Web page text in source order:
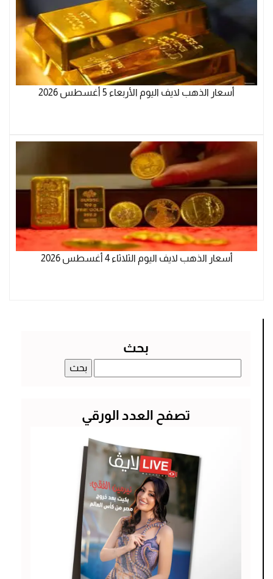
أسعار الذهب لايف اليوم الأربعاء 5 أغسطس 2026
أسعار الذهب لايف اليوم الثلاثاء 4 أغسطس 2026
بحث
عن:
تصفح العدد الورقي